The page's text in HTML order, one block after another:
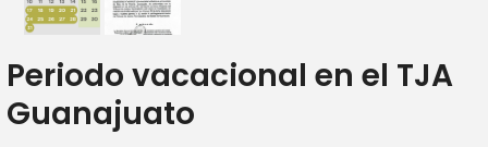
Periodo vacacional en el TJA
Guanajuato